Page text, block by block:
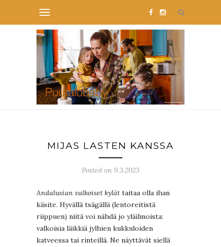
MIJAS LASTEN KANSSA
Posted on 9.3.2023
Andalusian valkoiset kylät taitaa olla ihan
käsite. Hyvällä tsägällä (lentoreitistä
riippuen) niitä voi nähdä jo yläilmoista:
valkoisia läikkiä jylhien kukkuloiden
katveessa tai rinteillä. Ne näyttävät siellä